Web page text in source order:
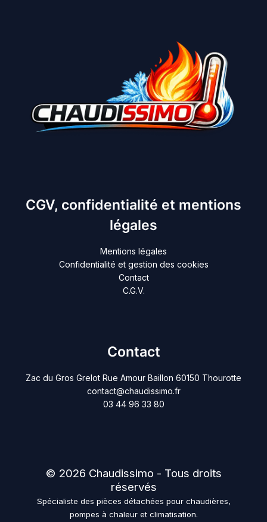
CGV, confidentialité et mentions
légales
Mentions légales
Confidentialité et gestion des cookies
Contact
C.G.V.
Contact
Zac du Gros Grelot Rue Amour Baillon 60150 Thourotte
contact@chaudissimo.fr
03 44 96 33 80
© 2026 Chaudissimo - Tous droits
réservés
Spécialiste des pièces détachées pour chaudières,
pompes à chaleur et climatisation.